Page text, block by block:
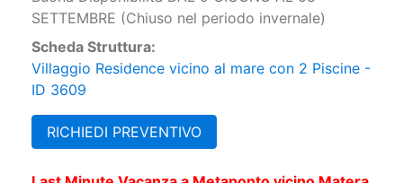
Disponibilità:
Buona Disponibilità DAL 9 GIUGNO AL 08
SETTEMBRE (Chiuso nel periodo invernale)
Scheda Struttura:
Villaggio Residence vicino al mare con 2 Piscine -
ID 3609
RICHIEDI PREVENTIVO